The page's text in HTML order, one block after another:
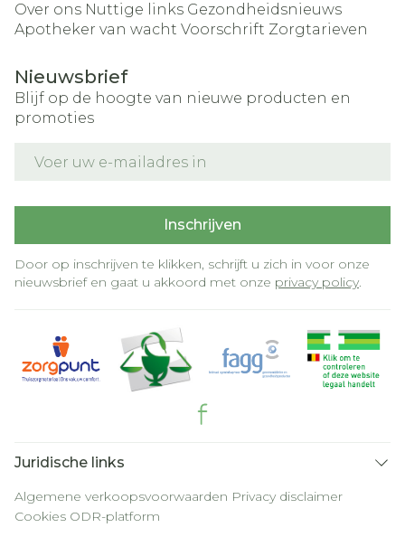
Over ons Nuttige links Gezondheidsnieuws
Apotheker van wacht Voorschrift Zorgtarieven
Nieuwsbrief
Blijf op de hoogte van nieuwe producten en
promoties
Inschrijven
Door op inschrijven te klikken, schrijft u zich in voor onze
nieuwsbrief en gaat u akkoord met onze privacy policy.
Juridische links
Algemene verkoopsvoorwaarden Privacy disclaimer
Cookies ODR-platform